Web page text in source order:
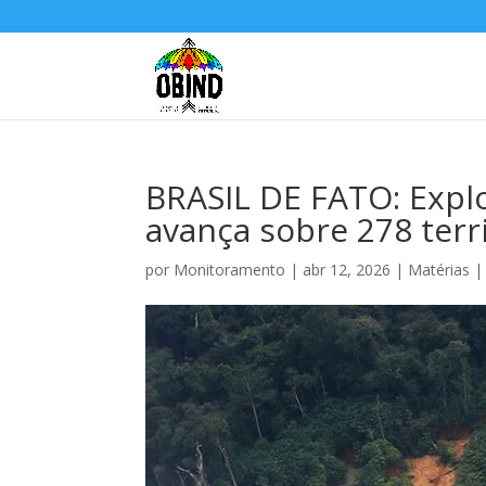
BRASIL DE FATO:
avança sobre 278
por Monitoramento | abr 12, 2026 | Matérias